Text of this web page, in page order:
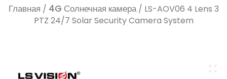
Главная / 4G Солнечная камера/ LS-AOV06 4 Lens 3
PTZ 24/7 Solar Security Camera System